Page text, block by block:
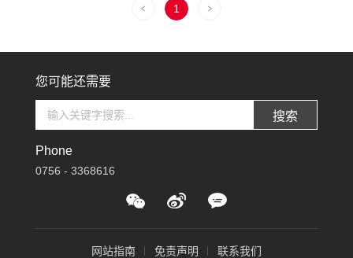
1
您可能还需要
搜索
Phone
0756 - 3368616
网站指南 免责声明 联系我们